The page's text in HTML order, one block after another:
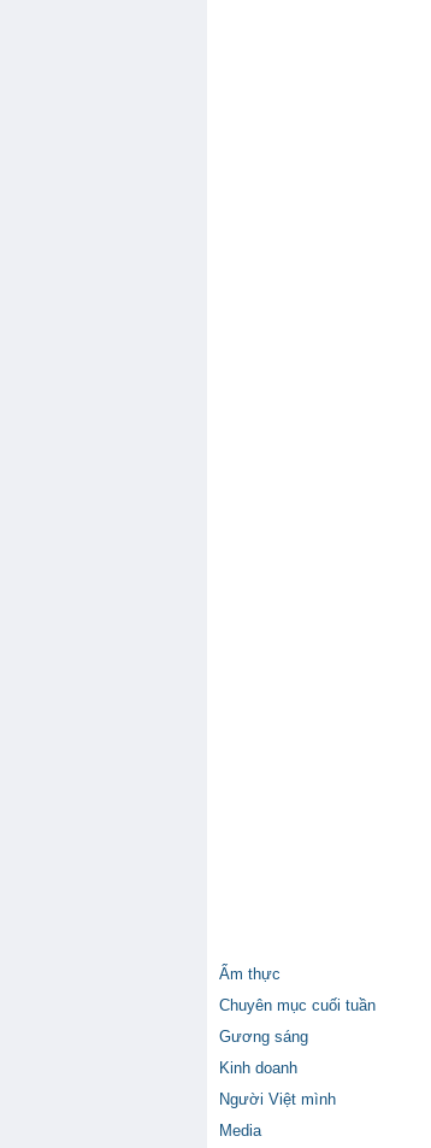
Ẩm thực
Chuyên mục cuối tuần
Gương sáng
Kinh doanh
Người Việt mình
Media